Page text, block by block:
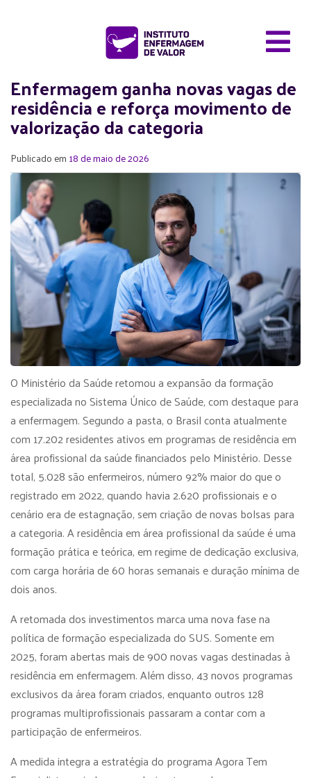
Enfermagem ganha novas vagas de
residência e reforça movimento de
valorização da categoria
Publicado em 18 de maio de 2026
O Ministério da Saúde retomou a expansão da formação
especializada no Sistema Único de Saúde, com destaque para
a enfermagem. Segundo a pasta, o Brasil conta atualmente
com 17.202 residentes ativos em programas de residência em
área profissional da saúde financiados pelo Ministério. Desse
total, 5.028 são enfermeiros, número 92% maior do que o
registrado em 2022, quando havia 2.620 profissionais e o
cenário era de estagnação, sem criação de novas bolsas para
a categoria. A residência em área profissional da saúde é uma
formação prática e teórica, em regime de dedicação exclusiva,
com carga horária de 60 horas semanais e duração mínima de
dois anos.
A retomada dos investimentos marca uma nova fase na
política de formação especializada do SUS. Somente em
2025, foram abertas mais de 900 novas vagas destinadas à
residência em enfermagem. Além disso, 43 novos programas
exclusivos da área foram criados, enquanto outros 128
programas multiprofissionais passaram a contar com a
participação de enfermeiros.
A medida integra a estratégia do programa Agora Tem